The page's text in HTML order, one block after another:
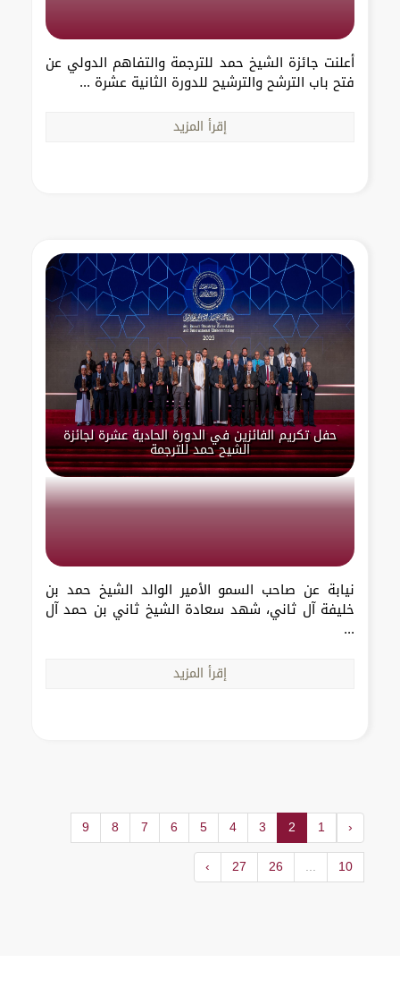
أعلنت جائزة الشيخ حمد للترجمة والتفاهم الدولي عن
فتح باب الترشح والترشيح للدورة الثانية عشرة ...
إقرأ المزيد
حفل تكريم الفائزين في الدورة الحادية عشرة لجائزة
الشيح حمد للترجمة
نيابة عن صاحب السمو الأمير الوالد الشيخ حمد بن
خليفة آل ثاني، شهد سعادة الشيخ ثاني بن حمد آل
...
إقرأ المزيد
‹
1
2
3
4
5
6
7
8
9
10
...
26
27
›